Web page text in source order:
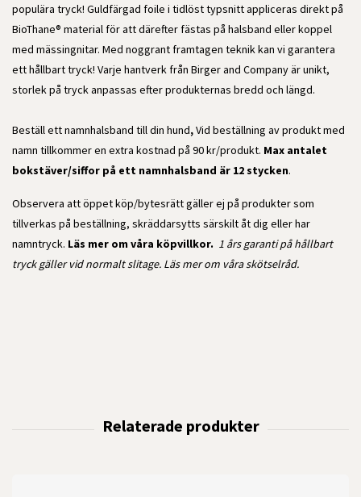
populära tryck! Guldfärgad foile i tidlöst typsnitt appliceras direkt på
BioThane® material för att därefter fästas på halsband eller koppel
med mässingnitar. Med noggrant framtagen teknik kan vi garantera
ett hållbart tryck! Varje hantverk från Birger and Company är unikt,
storlek på tryck anpassas efter produkternas bredd och längd.
Beställ ett namnhalsband till din hund,Vid beställning av produkt med
namn tillkommer en extra kostnad på 90 kr/produkt. Max antalet
bokstäver/siffor på ett namnhalsband är 12 stycken.
Observera att öppet köp/bytesrätt gäller ej på produkter som
tillverkas på beställning, skräddarsytts särskilt åt dig eller har
namntryck. Läs mer om våra köpvillkor. 1 års garanti på hållbart
tryck gäller vid normalt slitage. Läs mer om våra skötselråd.